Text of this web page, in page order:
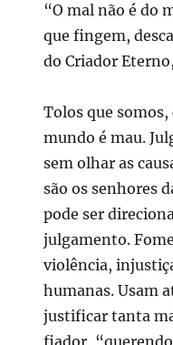
“O mal não é do
que fingem,
do Criador
Tolos que
mundo é mau.
sem olhar as
são os senhores
pode ser
julgamento.
violência,
humanas. Usam
justificar tanta